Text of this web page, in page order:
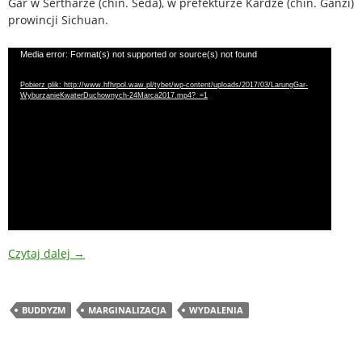
prowincji Sichuan.
Odtwarzacz
Media error: Format(s) not supported or source(s) not found
Pobierz plik: http://www.hfhrpol.waw.pl/tybet/wp-content/uploads/2017/03/LarungGar-
WyburzanieKwaterDuchownych-24Marca2017.mp4?_=1
Czytaj dalej →
BUDDYZM MARGINALIZACJA WYDALENIA